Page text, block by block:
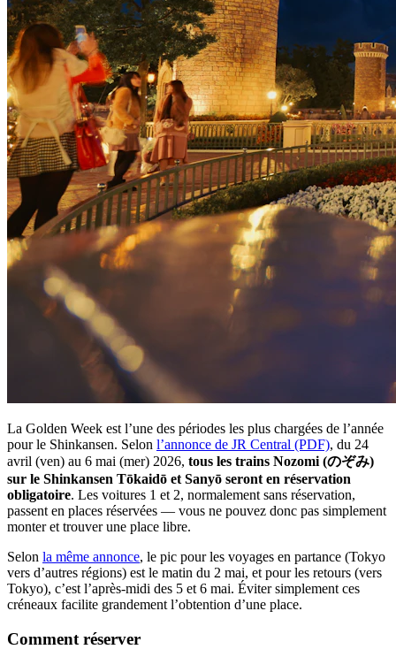
La Golden Week est l’une des périodes les plus chargées de l’année
pour le Shinkansen. Selon l’annonce de JR Central (PDF), du 24
avril (ven) au 6 mai (mer) 2026, tous les trains Nozomi (のぞみ)
sur le Shinkansen Tōkaidō et Sanyō seront en réservation
obligatoire. Les voitures 1 et 2, normalement sans réservation,
passent en places réservées — vous ne pouvez donc pas simplement
monter et trouver une place libre.
Selon la même annonce, le pic pour les voyages en partance (Tokyo
vers d’autres régions) est le matin du 2 mai, et pour les retours (vers
Tokyo), c’est l’après-midi des 5 et 6 mai. Éviter simplement ces
créneaux facilite grandement l’obtention d’une place.
Comment réserver